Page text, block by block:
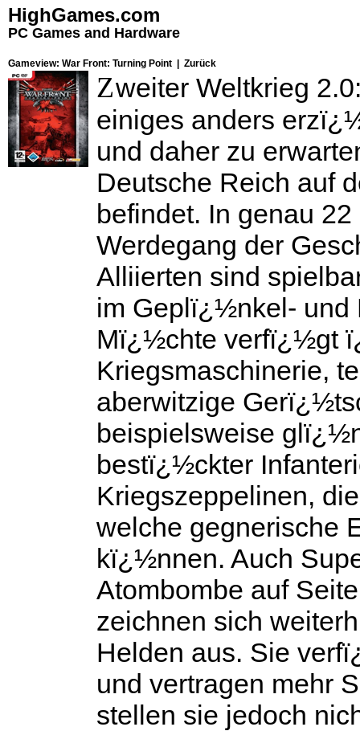
HighGames.com
PC Games and Hardware
Gameview: War Front: Turning Point | Zurück
Zweiter Weltkrieg
einiges anders
und daher zu
Deutsche Reich auf
befindet. In genau
Werdegang der
Alliierten sind
im Geplï¿½nkel- und
Mï¿½chte verfï¿½gt
Kriegsmaschinerie,
aberwitzige
beispielsweise
bestï¿½ckter
Kriegszeppelinen,
welche gegnerische
kï¿½nnen. Auch
Atombombe auf
zeichnen sich
Helden aus. Sie
und vertragen mehr
stellen sie jedoch